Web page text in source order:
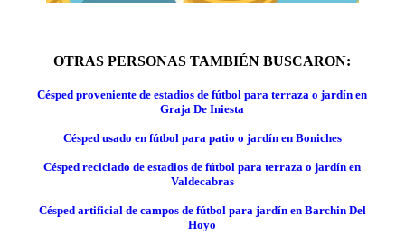
OTRAS PERSONAS TAMBIÉN BUSCARON:
Césped proveniente de estadios de fútbol para terraza o jardín en
Graja De Iniesta
Césped usado en fútbol para patio o jardín en Boniches
Césped reciclado de estadios de fútbol para terraza o jardín en
Valdecabras
Césped artificial de campos de fútbol para jardín en Barchin Del
Hoyo